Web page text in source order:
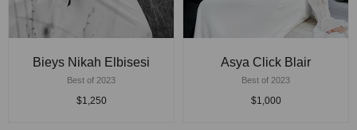
Bieys Nikah Elbisesi
Best of 2023
$1,250
Asya Click Blair
Best of 2023
$1,000